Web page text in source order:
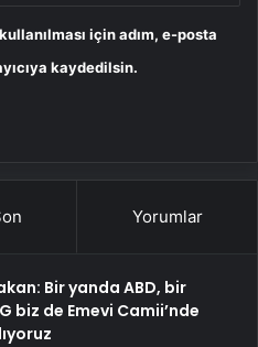
için adım, e-posta
kaydedilsin.
Yorumlar
Bir yanda ABD, bir
biz de Emevi Camii’nde